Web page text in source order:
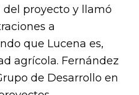
proyecto y llamó
a
que Lucena es,
agrícola. Fernández
de Desarrollo en